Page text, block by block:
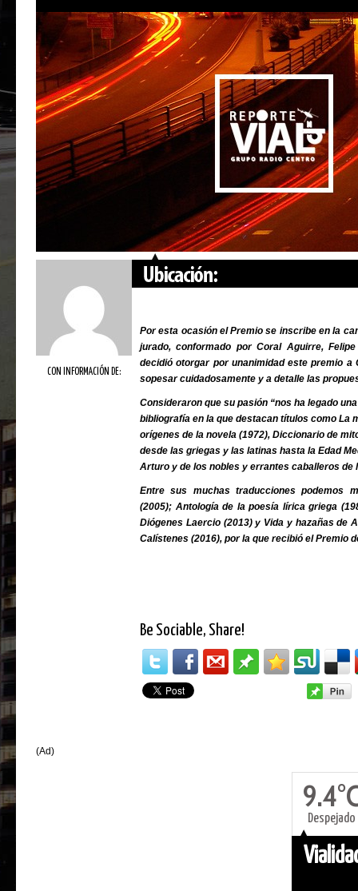
CON INFORMACIÓN DE:
Por esta ocasión el Premio se inscribe en la
jurado, conformado por Coral Aguirre,
decidió otorgar por unanimidad este premio
sopesar cuidadosamente y a detalle las
Consideraron que su pasión “nos ha legado
bibliografía en la que destacan títulos como La
orígenes de la novela (1972), Diccionario de
desde las griegas y las latinas hasta la Edad
Arturo y de los nobles y errantes caballeros de
Entre sus muchas traducciones podemos
(2005); Antología de la poesía lírica griega
Diógenes Laercio (2013) y Vida y hazañas de
Calístenes (2016), por la que recibió el Premio
Be Sociable, Share!
(Ad)
Despejado